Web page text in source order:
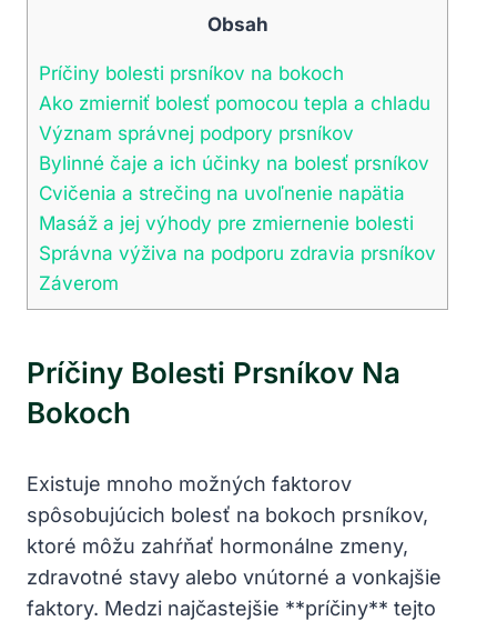
Obsah
Príčiny bolesti prsníkov na bokoch
Ako zmierniť bolesť pomocou tepla a chladu
Význam správnej podpory prsníkov
Bylinné čaje a ich účinky na bolesť prsníkov
Cvičenia a strečing na uvoľnenie napätia
Masáž a jej výhody pre zmiernenie bolesti
Správna výživa na podporu zdravia prsníkov
Záverom
Príčiny Bolesti Prsníkov Na
Bokoch
Existuje mnoho možných faktorov
spôsobujúcich bolesť na bokoch prsníkov,
ktoré môžu zahŕňať hormonálne zmeny,
zdravotné stavy alebo vnútorné a vonkajšie
faktory. Medzi najčastejšie **príčiny** tejto